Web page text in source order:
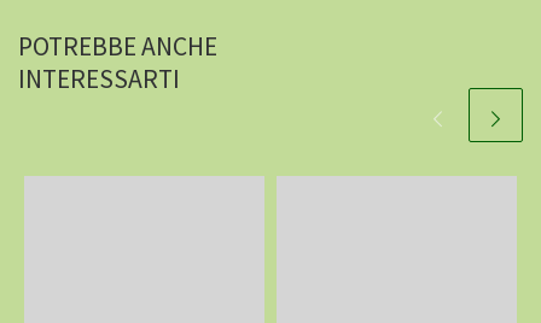
POTREBBE ANCHE
INTERESSARTI